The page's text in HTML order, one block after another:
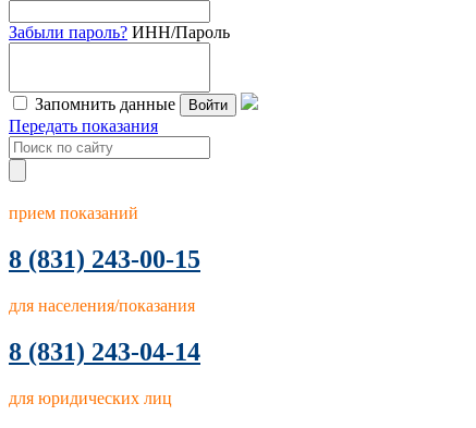
Забыли пароль? ИНН/Пароль
Запомнить данные Войти
Передать показания
прием показаний
8 (831) 243-00-15
для населения/показания
8 (831) 243-04-14
для юридических лиц